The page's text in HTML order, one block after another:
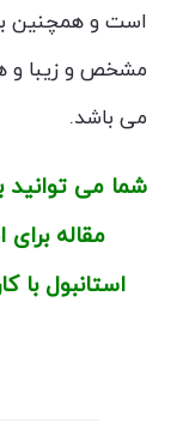
است و همچنین به
مشخص و زیبا و
می باشد.
شما می توانید
مقاله
استانبول با